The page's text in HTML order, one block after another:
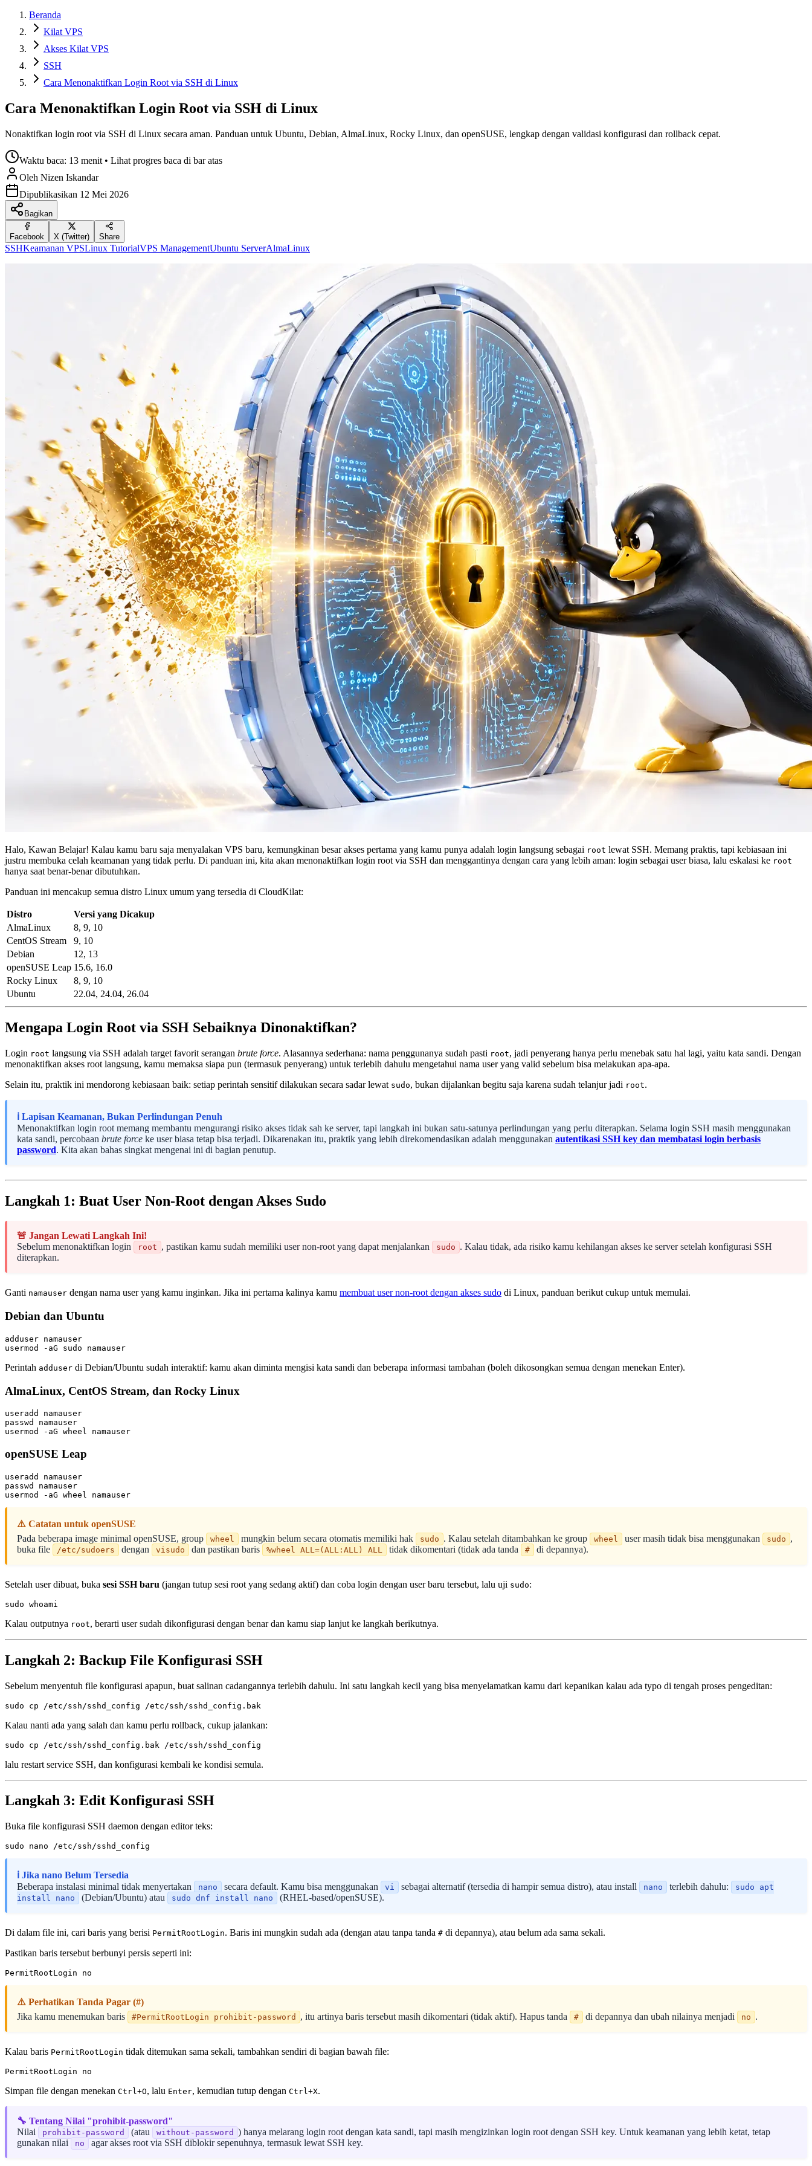
Beranda
Kilat VPS
Akses Kilat VPS
SSH
Cara Menonaktifkan Login Root via SSH di Linux
Cara Menonaktifkan Login Root via SSH di Linux
Nonaktifkan login root via SSH di Linux secara aman. Panduan untuk Ubuntu, Debian, AlmaLinux, Rocky Linux, dan openSUSE, lengkap dengan validasi konfigurasi dan rollback cepat.
Waktu baca: 13 menit • Lihat progres baca di bar atas
Oleh Nizen Iskandar
Dipublikasikan 12 Mei 2026
Bagikan
Facebook X (Twitter) Share
SSHKeamanan VPSLinux TutorialVPS ManagementUbuntu ServerAlmaLinux
Halo, Kawan Belajar! Kalau kamu baru saja menyalakan VPS baru, kemungkinan besar akses pertama yang kamu punya adalah login langsung sebagai root lewat SSH. Memang praktis, tapi kebiasaan ini
justru membuka celah keamanan yang tidak perlu. Di panduan ini, kita akan menonaktifkan login root via SSH dan menggantinya dengan cara yang lebih aman: login sebagai user biasa, lalu eskalasi ke root
hanya saat benar-benar dibutuhkan.
Panduan ini mencakup semua distro Linux umum yang tersedia di CloudKilat:
Distro
Versi yang Dicakup
AlmaLinux
8, 9, 10
CentOS Stream
9, 10
Debian
12, 13
openSUSE Leap 15.6, 16.0
Rocky Linux
8, 9, 10
Ubuntu
22.04, 24.04, 26.04
Mengapa Login Root via SSH Sebaiknya Dinonaktifkan?
Login root langsung via SSH adalah target favorit serangan brute force. Alasannya sederhana: nama penggunanya sudah pasti root, jadi penyerang hanya perlu menebak satu hal lagi, yaitu kata sandi. Dengan
menonaktifkan akses root langsung, kamu memaksa siapa pun (termasuk penyerang) untuk terlebih dahulu mengetahui nama user yang valid sebelum bisa melakukan apa-apa.
Selain itu, praktik ini mendorong kebiasaan baik: setiap perintah sensitif dilakukan secara sadar lewat sudo, bukan dijalankan begitu saja karena sudah telanjur jadi root.
ℹ️ Lapisan Keamanan, Bukan Perlindungan Penuh
Menonaktifkan login root memang membantu mengurangi risiko akses tidak sah ke server, tapi langkah ini bukan satu-satunya perlindungan yang perlu diterapkan. Selama login SSH masih menggunakan
kata sandi, percobaan brute force ke user biasa tetap bisa terjadi. Dikarenakan itu, praktik yang lebih direkomendasikan adalah menggunakan autentikasi SSH key dan membatasi login berbasis
password. Kita akan bahas singkat mengenai ini di bagian penutup.
Langkah 1: Buat User Non-Root dengan Akses Sudo
🚨 Jangan Lewati Langkah Ini!
Sebelum menonaktifkan login
root , pastikan kamu sudah memiliki user non-root yang dapat menjalankan sudo . Kalau tidak, ada risiko kamu kehilangan akses ke server setelah konfigurasi SSH
diterapkan.
Ganti namauser dengan nama user yang kamu inginkan. Jika ini pertama kalinya kamu membuat user non-root dengan akses sudo di Linux, panduan berikut cukup untuk memulai.
Debian dan Ubuntu
adduser namauser
Perintah adduser di Debian/Ubuntu sudah interaktif: kamu akan diminta mengisi kata sandi dan beberapa informasi tambahan (boleh dikosongkan semua dengan menekan Enter).
AlmaLinux, CentOS Stream, dan Rocky Linux
useradd namauser
passwd namauser
openSUSE Leap
useradd namauser
passwd namauser
⚠️ Catatan untuk openSUSE
Pada beberapa image minimal openSUSE, group
wheel mungkin belum secara otomatis memiliki hak sudo . Kalau setelah ditambahkan ke group wheel user masih tidak bisa menggunakan sudo ,
buka file
/etc/sudoers dengan visudo dan pastikan baris %wheel ALL=(ALL:ALL) ALL tidak dikomentari (tidak ada tanda # di depannya).
Setelah user dibuat, buka sesi SSH baru (jangan tutup sesi root yang sedang aktif) dan coba login dengan user baru tersebut, lalu uji sudo:
Kalau outputnya root, berarti user sudah dikonfigurasi dengan benar dan kamu siap lanjut ke langkah berikutnya.
Langkah 2: Backup File Konfigurasi SSH
Sebelum menyentuh file konfigurasi apapun, buat salinan cadangannya terlebih dahulu. Ini satu langkah kecil yang bisa menyelamatkan kamu dari kepanikan kalau ada typo di tengah proses pengeditan:
Kalau nanti ada yang salah dan kamu perlu rollback, cukup jalankan:
lalu restart service SSH, dan konfigurasi kembali ke kondisi semula.
Langkah 3: Edit Konfigurasi SSH
Buka file konfigurasi SSH daemon dengan editor teks:
ℹ️ Jika nano Belum Tersedia
Beberapa instalasi minimal tidak menyertakan
nano secara default. Kamu bisa menggunakan vi sebagai alternatif (tersedia di hampir semua distro), atau install nano terlebih dahulu:
sudo apt
install nano
(Debian/Ubuntu) atau sudo dnf install nano (RHEL-based/openSUSE).
Di dalam file ini, cari baris yang berisi PermitRootLogin. Baris ini mungkin sudah ada (dengan atau tanpa tanda # di depannya), atau belum ada sama sekali.
Pastikan baris tersebut berbunyi persis seperti ini:
⚠️ Perhatikan Tanda Pagar (#)
Jika kamu menemukan baris
#PermitRootLogin prohibit-password , itu artinya baris tersebut masih dikomentari (tidak aktif). Hapus tanda # di depannya dan ubah nilainya menjadi no .
Kalau baris PermitRootLogin tidak ditemukan sama sekali, tambahkan sendiri di bagian bawah file:
Simpan file dengan menekan Ctrl+O, lalu Enter, kemudian tutup dengan Ctrl+X.
🔧 Tentang Nilai "prohibit-password"
Nilai
prohibit-password (atau without-password ) hanya melarang login root dengan kata sandi, tapi masih mengizinkan login root dengan SSH key. Untuk keamanan yang lebih ketat, tetap
gunakan nilai
no agar akses root via SSH diblokir sepenuhnya, termasuk lewat SSH key.